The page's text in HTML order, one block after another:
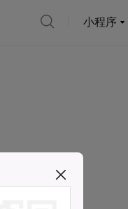
小程序